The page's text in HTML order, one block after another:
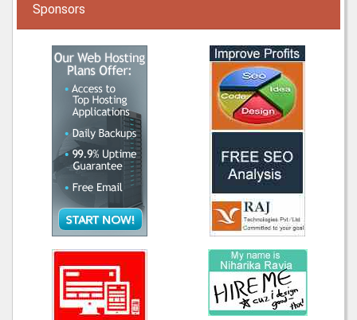
Sponsors